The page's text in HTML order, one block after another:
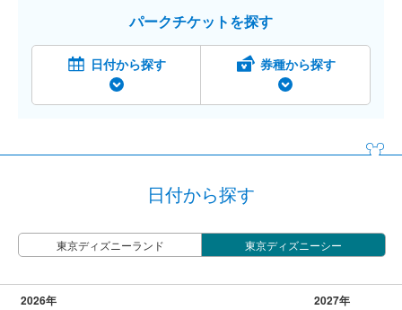
パークチケットを探す
日付から探す 券種から探す
日付から探す
東京ディズニーランド 東京ディズニーシー
2026年 2027年